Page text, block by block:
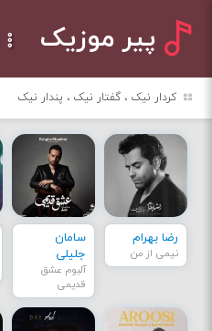
پیر موزیک
کردار نیک ، گفتار نیک ، پندار نیک
رضا بهرام
نیمی از من
سامان
جلیلی
آلبوم عشق
قدیمی